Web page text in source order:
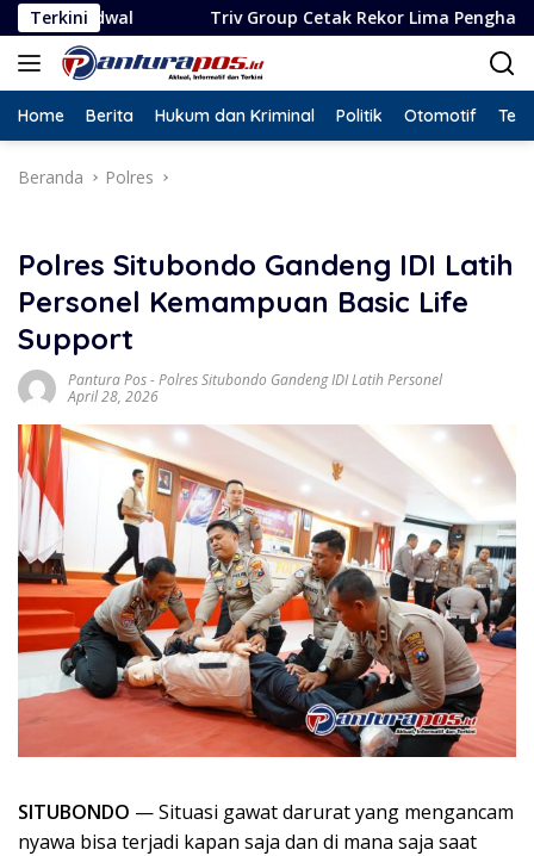
Langsung
ke
konten
Terkini
Triv Group Cetak Rekor Lima Penghargaan dalam
Home Berita Hukum dan Kriminal Politik Otomotif
Beranda Polres
Polres Situbondo Gandeng IDI Latih
Personel Kemampuan Basic Life
Support
Pantura Pos-Polres Situbondo Gandeng IDI Latih Personel
April 28, 2026
SITUBONDO — Situasi gawat darurat yang mengancam
nyawa bisa terjadi kapan saja dan di mana saja saat